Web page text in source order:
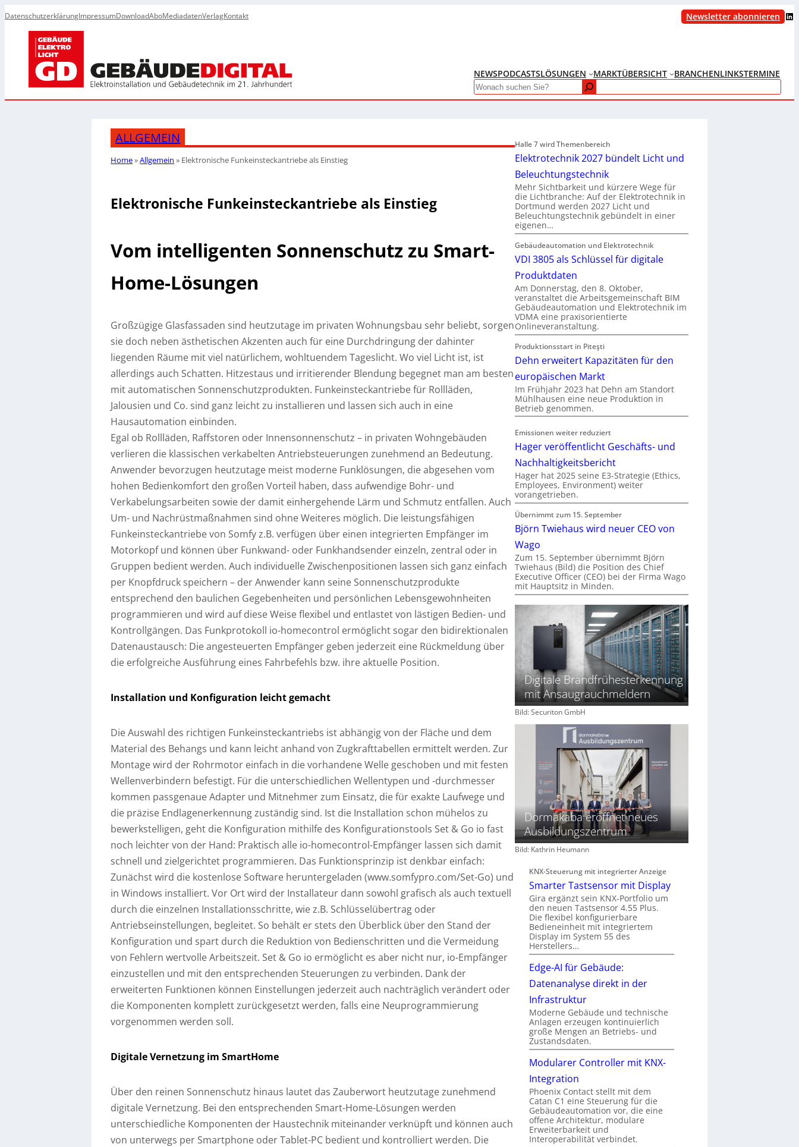
DatenschutzerklärungImpressumDownloadAboMediadatenVerlagKontakt Newsletter abonnieren LinkedIn
NEWSPODCASTSLÖSUNGEN MARKTÜBERSICHT BRANCHENLINKSTERMINE
Search
ALLGEMEIN
Home»Allgemein » Elektronische Funkeinsteckantriebe als Einstieg
Elektronische Funkeinsteckantriebe als Einstieg
Vom intelligenten Sonnenschutz zu Smart-
Home-Lösungen
Großzügige Glasfassaden sind heutzutage im privaten Wohnungsbau sehr beliebt, sorgen
sie doch neben ästhetischen Akzenten auch für eine Durchdringung der dahinter
liegenden Räume mit viel natürlichem, wohltuendem Tageslicht. Wo viel Licht ist, ist
allerdings auch Schatten. Hitzestaus und irritierender Blendung begegnet man am besten
mit automatischen Sonnenschutzprodukten. Funkeinsteckantriebe für Rollläden,
Jalousien und Co. sind ganz leicht zu installieren und lassen sich auch in eine
Hausautomation einbinden.
Egal ob Rollläden, Raffstoren oder Innensonnenschutz – in privaten Wohngebäuden
verlieren die klassischen verkabelten Antriebsteuerungen zunehmend an Bedeutung.
Anwender bevorzugen heutzutage meist moderne Funklösungen, die abgesehen vom
hohen Bedienkomfort den großen Vorteil haben, dass aufwendige Bohr- und
Verkabelungsarbeiten sowie der damit einhergehende Lärm und Schmutz entfallen. Auch
Um- und Nachrüstmaßnahmen sind ohne Weiteres möglich. Die leistungsfähigen
Funkeinsteckantriebe von Somfy z.B. verfügen über einen integrierten Empfänger im
Motorkopf und können über Funkwand- oder Funkhandsender einzeln, zentral oder in
Gruppen bedient werden. Auch individuelle Zwischenpositionen lassen sich ganz einfach
per Knopfdruck speichern – der Anwender kann seine Sonnenschutzprodukte
entsprechend den baulichen Gegebenheiten und persönlichen Lebensgewohnheiten
programmieren und wird auf diese Weise flexibel und entlastet von lästigen Bedien- und
Kontrollgängen. Das Funkprotokoll io-homecontrol ermöglicht sogar den bidirektionalen
Datenaustausch: Die angesteuerten Empfänger geben jederzeit eine Rückmeldung über
die erfolgreiche Ausführung eines Fahrbefehls bzw. ihre aktuelle Position.
Installation und Konfiguration leicht gemacht
Die Auswahl des richtigen Funkeinsteckantriebs ist abhängig von der Fläche und dem
Material des Behangs und kann leicht anhand von Zugkrafttabellen ermittelt werden. Zur
Montage wird der Rohrmotor einfach in die vorhandene Welle geschoben und mit festen
Wellenverbindern befestigt. Für die unterschiedlichen Wellentypen und -durchmesser
kommen passgenaue Adapter und Mitnehmer zum Einsatz, die für exakte Laufwege und
die präzise Endlagenerkennung zuständig sind. Ist die Installation schon mühelos zu
bewerkstelligen, geht die Konfiguration mithilfe des Konfigurationstools Set & Go io fast
noch leichter von der Hand: Praktisch alle io-homecontrol-Empfänger lassen sich damit
schnell und zielgerichtet programmieren. Das Funktionsprinzip ist denkbar einfach:
Zunächst wird die kostenlose Software heruntergeladen (www.somfypro.com/Set-Go) und
in Windows installiert. Vor Ort wird der Installateur dann sowohl grafisch als auch textuell
durch die einzelnen Installationsschritte, wie z.B. Schlüsselübertrag oder
Antriebseinstellungen, begleitet. So behält er stets den Überblick über den Stand der
Konfiguration und spart durch die Reduktion von Bedienschritten und die Vermeidung
von Fehlern wertvolle Arbeitszeit. Set & Go io ermöglicht es aber nicht nur, io-Empfänger
einzustellen und mit den entsprechenden Steuerungen zu verbinden. Dank der
erweiterten Funktionen können Einstellungen jederzeit auch nachträglich verändert oder
die Komponenten komplett zurückgesetzt werden, falls eine Neuprogrammierung
vorgenommen werden soll.
Digitale Vernetzung im SmartHome
Über den reinen Sonnenschutz hinaus lautet das Zauberwort heutzutage zunehmend
digitale Vernetzung. Bei den entsprechenden Smart-Home-Lösungen werden
unterschiedliche Komponenten der Haustechnik miteinander verknüpft und können auch
von unterwegs per Smartphone oder Tablet-PC bedient und kontrolliert werden. Die
Halle 7 wird Themenbereich
Elektrotechnik 2027 bündelt Licht und
Beleuchtungstechnik
Mehr Sichtbarkeit und kürzere Wege für
die Lichtbranche: Auf der Elektrotechnik in
Dortmund werden 2027 Licht und
Beleuchtungstechnik gebündelt in einer
eigenen…
Gebäudeautomation und Elektrotechnik
VDI 3805 als Schlüssel für digitale
Produktdaten
Am Donnerstag, den 8. Oktober,
veranstaltet die Arbeitsgemeinschaft BIM
Gebäudeautomation und Elektrotechnik im
VDMA eine praxisorientierte
Onlineveranstaltung.
Produktionsstart in Piteşti
Dehn erweitert Kapazitäten für den
europäischen Markt
Im Frühjahr 2023 hat Dehn am Standort
Mühlhausen eine neue Produktion in
Betrieb genommen.
Emissionen weiter reduziert
Hager veröffentlicht Geschäfts- und
Nachhaltigkeitsbericht
Hager hat 2025 seine E3-Strategie (Ethics,
Employees, Environment) weiter
vorangetrieben.
Übernimmt zum 15. September
Björn Twiehaus wird neuer CEO von
Wago
Zum 15. September übernimmt Björn
Twiehaus (Bild) die Position des Chief
Executive Officer (CEO) bei der Firma Wago
mit Hauptsitz in Minden.
Digitale Brandfrühesterkennung
mit Ansaugrauchmeldern
Bild: Securiton GmbH
Dormakaba eröffnet neues
Ausbildungszentrum
Bild: Kathrin Heumann
KNX-Steuerung mit integrierter Anzeige
Smarter Tastsensor mit Display
Gira ergänzt sein KNX-Portfolio um
den neuen Tastsensor 4.55 Plus.
Die flexibel konfigurierbare
Bedieneinheit mit integriertem
Display im System 55 des
Herstellers…
Edge-AI für Gebäude:
Datenanalyse direkt in der
Infrastruktur
Moderne Gebäude und technische
Anlagen erzeugen kontinuierlich
große Mengen an Betriebs- und
Zustandsdaten.
Modularer Controller mit KNX-
Integration
Phoenix Contact stellt mit dem
Catan C1 eine Steuerung für die
Gebäudeautomation vor, die eine
offene Architektur, modulare
Erweiterbarkeit und
Interoperabilität verbindet.